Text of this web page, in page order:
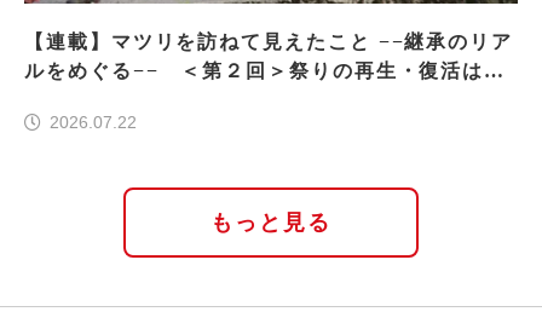
【連載】マツリを訪ねて見えたこと −−継承のリア
ルをめぐる−− ＜第２回＞祭りの再生・復活はな
2026.07.22
もっと見る